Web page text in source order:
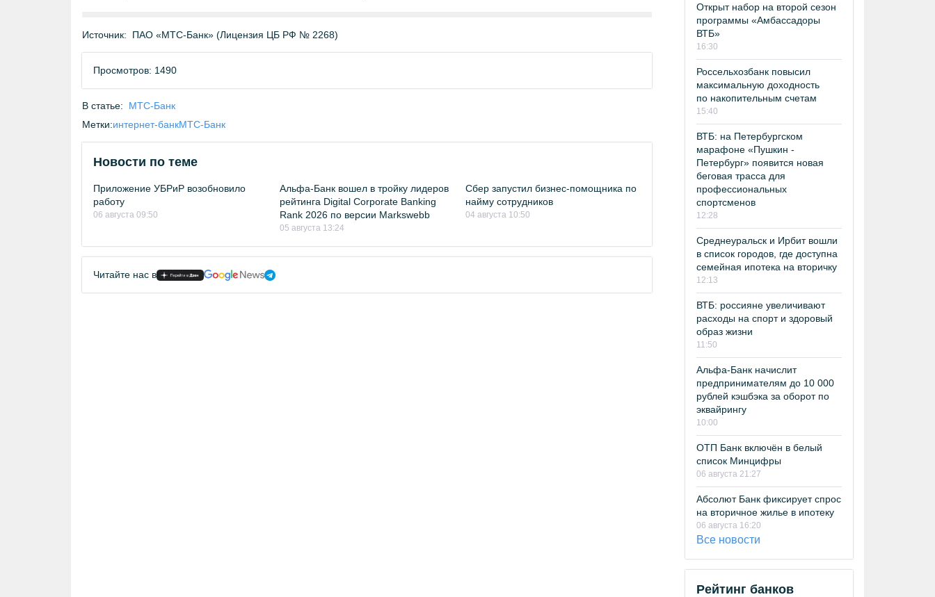
Источник: ПАО «МТС-Банк» (Лицензия ЦБ РФ № 2268)
Просмотров: 1490
В статье:
МТС-Банк
Метки:интернет-банкМТС-Банк
Новости по теме
Приложение УБРиР возобновило
работу
06 августа 09:50
Альфа-Банк вошел в тройку лидеров
рейтинга Digital Corporate Banking
Rank 2026 по версии Markswebb
05 августа 13:24
Сбер запустил бизнес-помощника по
найму сотрудников
04 августа 10:50
Читайте нас в
Открыт набор на второй сезон
программы «Амбассадоры
ВТБ»
16:30
Россельхозбанк повысил
максимальную доходность
по накопительным счетам
15:40
ВТБ: на Петербургском
марафоне «Пушкин -
Петербург» появится новая
беговая трасса для
профессиональных
спортсменов
12:28
Среднеуральск и Ирбит вошли
в список городов, где доступна
семейная ипотека на вторичку
12:13
ВТБ: россияне увеличивают
расходы на спорт и здоровый
образ жизни
11:50
Альфа-Банк начислит
предпринимателям до 10 000
рублей кэшбэка за оборот по
эквайрингу
10:00
ОТП Банк включён в белый
список Минцифры
06 августа 21:27
Абсолют Банк фиксирует спрос
на вторичное жилье в ипотеку
06 августа 16:20
Все новости
Рейтинг банков